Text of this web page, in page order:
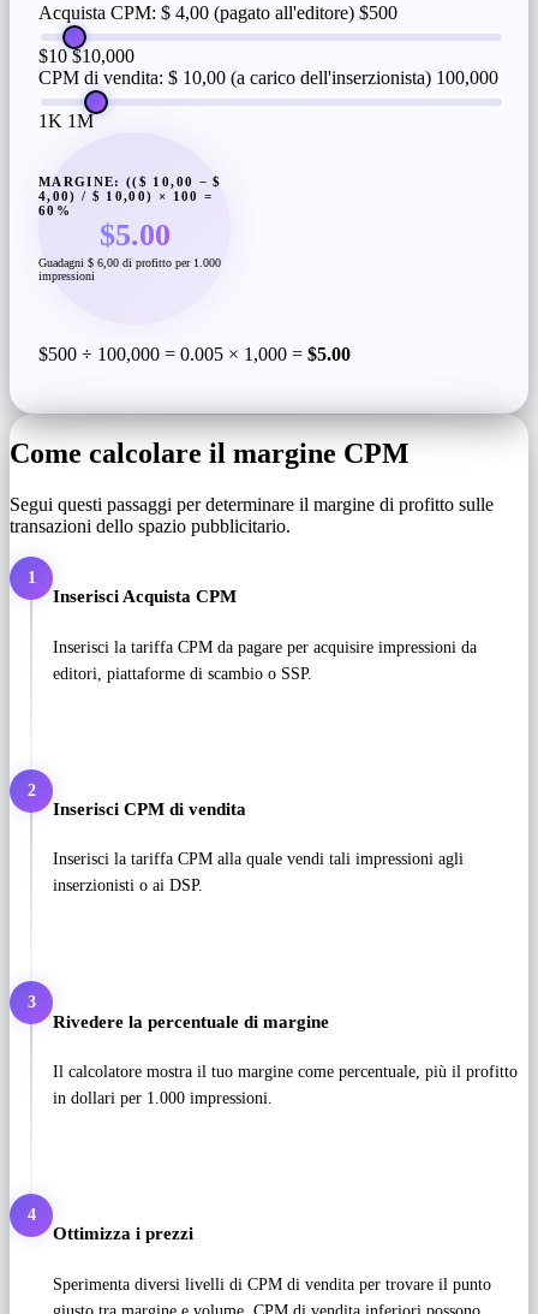
Acquista CPM: $ 4,00 (pagato all'editore) $500
$10 $10,000
CPM di vendita: $ 10,00 (a carico dell'inserzionista) 100,000
1K 1M
MARGINE: (($ 10,00 − $
4,00) / $ 10,00) × 100 =
60%
$5.00
Guadagni $ 6,00 di profitto per 1.000
impressioni
$500 ÷ 100,000 = 0.005 × 1,000 = $5.00
Come calcolare il margine CPM
Segui questi passaggi per determinare il margine di profitto sulle
transazioni dello spazio pubblicitario.
1
Inserisci Acquista CPM
Inserisci la tariffa CPM da pagare per acquisire impressioni da
editori, piattaforme di scambio o SSP.
2
Inserisci CPM di vendita
Inserisci la tariffa CPM alla quale vendi tali impressioni agli
inserzionisti o ai DSP.
3
Rivedere la percentuale di margine
Il calcolatore mostra il tuo margine come percentuale, più il profitto
in dollari per 1.000 impressioni.
4
Ottimizza i prezzi
Sperimenta diversi livelli di CPM di vendita per trovare il punto